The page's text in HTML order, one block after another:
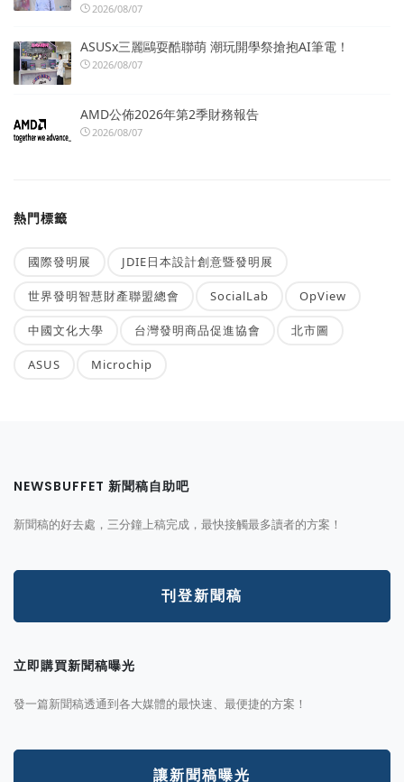
2026/08/07
ASUSx三麗鷗耍酷聯萌 潮玩開學祭搶抱AI筆電！
2026/08/07
AMD公佈2026年第2季財務報告
2026/08/07
熱門標籤
國際發明展 JDIE日本設計創意暨發明展
世界發明智慧財產聯盟總會 SocialLab OpView
中國文化大學 台灣發明商品促進協會 北市圖
ASUS Microchip
NEWSBUFFET 新聞稿自助吧
新聞稿的好去處，三分鐘上稿完成，最快接觸最多讀者的方案！
刊登新聞稿
立即購買新聞稿曝光
發一篇新聞稿透通到各大媒體的最快速、最便捷的方案！
讓新聞稿曝光